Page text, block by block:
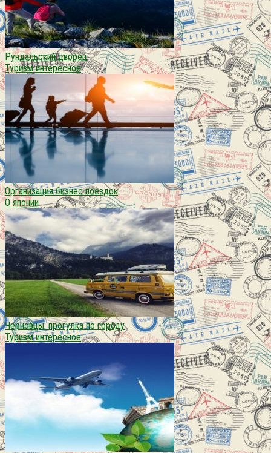
Рундальский дворец
Туризм интересное
Организация бизнес поездок
О японии
Черновцы. прогулка по городу
Туризм интересное